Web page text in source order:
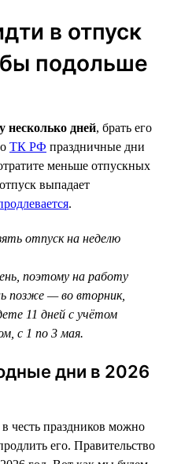
в отпуск
подольше
несколько дней, брать его
ТК РФ праздничные дни
меньше отпускных
выпадает
.
отпуск на неделю
поэтому на работу
позже — во вторник,
11 дней с учётом
с 1 по 3 мая.
дни в 2026
честь праздников можно
его. Правительство